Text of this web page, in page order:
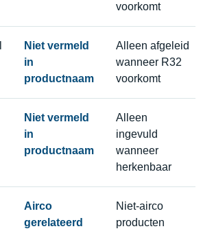
voorkomt
Niet vermeld
in
productnaam
Alleen afgeleid
wanneer R32
voorkomt
Niet vermeld
in
productnaam
Alleen
ingevuld
wanneer
herkenbaar
Airco
gerelateerd
Niet-airco
producten